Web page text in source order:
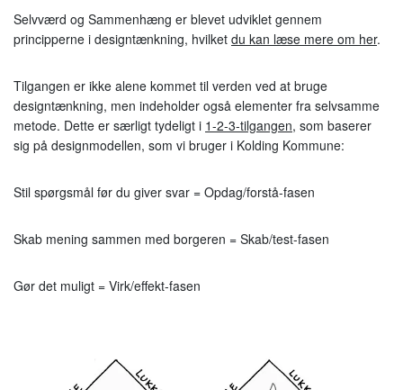
Selvværd og Sammenhæng er blevet udviklet gennem
principperne i designtænkning, hvilket du kan læse mere om her.
Tilgangen er ikke alene kommet til verden ved at bruge
designtænkning, men indeholder også elementer fra selvsamme
metode. Dette er særligt tydeligt i 1-2-3-tilgangen, som baserer
sig på designmodellen, som vi bruger i Kolding Kommune:
Stil spørgsmål før du giver svar = Opdag/forstå-fasen
Skab mening sammen med borgeren = Skab/test-fasen
Gør det muligt = Virk/effekt-fasen